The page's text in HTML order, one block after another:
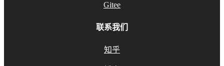
Gitee
联系我们
知乎